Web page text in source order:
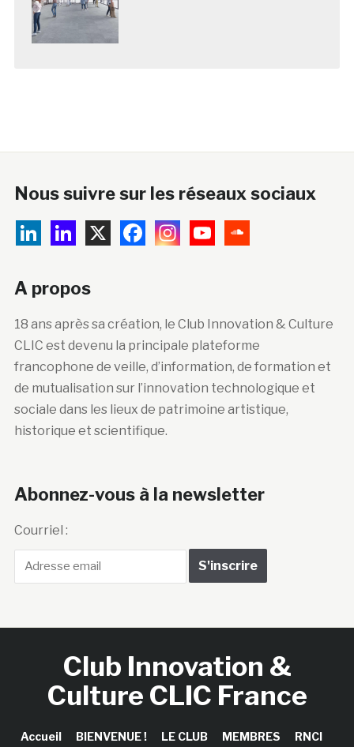
Nous suivre sur les réseaux sociaux
A propos
18 ans après sa création, le Club Innovation & Culture
CLIC est devenu la principale plateforme
francophone de veille, d’information, de formation et
de mutualisation sur l’innovation technologique et
sociale dans les lieux de patrimoine artistique,
historique et scientifique.
Abonnez-vous à la newsletter
Courriel :
Club Innovation &
Culture CLIC France
Accueil BIENVENUE ! LE CLUB MEMBRES RNCI